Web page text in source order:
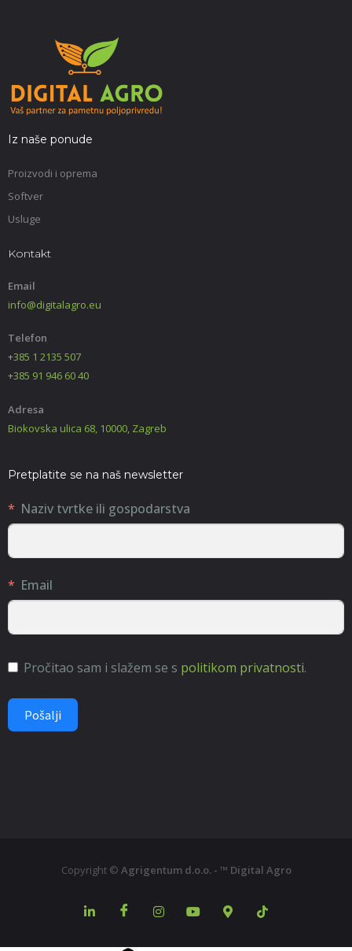
Iz naše ponude
Proizvodi i oprema
Softver
Usluge
Kontakt
Email
info@digitalagro.eu
Telefon
+385 1 2135 507
+385 91 946 60 40
Adresa
Biokovska ulica 68, 10000, Zagreb
Pretplatite se na naš newsletter
Naziv tvrtke ili gospodarstva
Email
Pročitao sam i slažem se s politikom privatnosti.
Pošalji
Copyright © Agrigentum d.o.o. - ™ Digital Agro